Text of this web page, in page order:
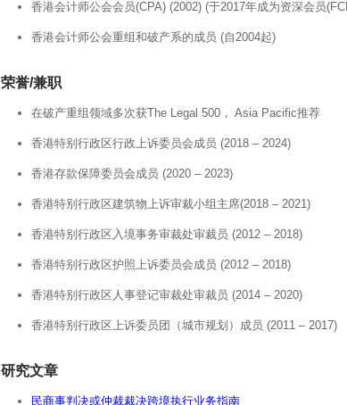
香港会计师公会会员(CPA) (2002) (于2017年成为资深会员
香港会计师公会重组和破产系的成员 (自2004起)
荣誉/兼职
在破产重组领域多次获The Legal 500， Asia Pacific推荐
香港特别行政区行政上诉委员会成员 (2018 – 2024)
香港存款保障委员会成员 (2020 – 2023)
香港特别行政区建筑物上诉审裁小组主席(2018 – 2021)
香港特别行政区入境事务审裁处审裁员 (2012 – 2018)
香港特别行政区护照上诉委员会成员 (2012 – 2018)
香港特别行政区人事登记审裁处审裁员 (2014 – 2020)
香港特别行政区上诉委员团（城市规划）成员 (2011 – 2017)
研究文章
民商事判决或仲裁裁决跨境执行业务指南